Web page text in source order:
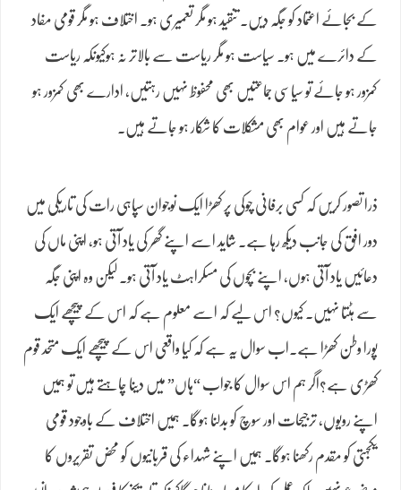
کے بجائے اعتماد کو جگہ دیں۔ تنقید ہو مگر تعمیری ہو۔ اختلاف ہو مگر قومی مفاد
کے دائرے میں ہو۔ سیاست ہو مگر ریاست سے بالاتر نہ ہوکیونکہ ریاست
کمزور ہو جائے تو سیاسی جماعتیں بھی محفوظ نہیں رہتیں، ادارے بھی کمزور ہو
جاتے ہیں اور عوام بھی مشکلات کا شکار ہو جاتے ہیں۔
ذرا تصور کریں کہ کسی برفانی چوکی پر کھڑا ایک نوجوان سپاہی رات کی تاریکی میں
دور افق کی جانب دیکھ رہا ہے۔ شاید اسے اپنے گھر کی یاد آتی ہو، اپنی ماں کی
دعائیں یاد آتی ہوں، اپنے بچوں کی مسکراہٹ یاد آتی ہو۔ لیکن وہ اپنی جگہ
سے ہٹتا نہیں۔ کیوں؟ اس لیے کہ اسے معلوم ہے کہ اس کے پیچھے ایک
پورا وطن کھڑا ہے۔اب سوال یہ ہے کہ کیا واقعی اس کے پیچھے ایک متحد قوم
کھڑی ہے؟اگر ہم اس سوال کا جواب “ہاں” میں دینا چاہتے ہیں تو ہمیں
اپنے رویوں، ترجیحات اور سوچ کو بدلنا ہوگا۔ ہمیں اختلاف کے باوجود قومی
یکجہتی کو مقدم رکھنا ہوگا۔ ہمیں اپنے شہداء کی قربانیوں کو محض تقریروں کا